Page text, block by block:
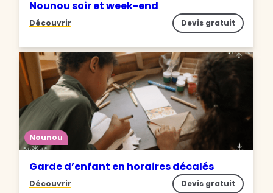
Nounou soir et week-end
Découvrir Devis gratuit
Nounou
Garde d’enfant en horaires décalés
Découvrir Devis gratuit